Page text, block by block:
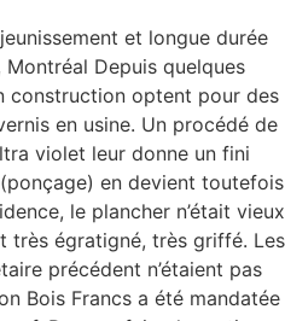
et longue durée
Depuis quelques
construction optent pour des
en usine. Un procédé de
violet leur donne un fini
en devient toutefois
le plancher n’était vieux
très égratigné, très griffé. Les
précédent n’étaient pas
Bois Francs a été mandatée